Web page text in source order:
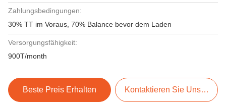
Zahlungsbedingungen:
30% TT im Voraus, 70% Balance bevor dem Laden
Versorgungsfähigkeit:
900T/month
Beste Preis Erhalten Kontaktieren Sie Uns Jetzt